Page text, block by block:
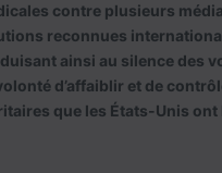
contre plusieurs
reconnues
ainsi au silence des
d’affaiblir et de
que les États-Unis